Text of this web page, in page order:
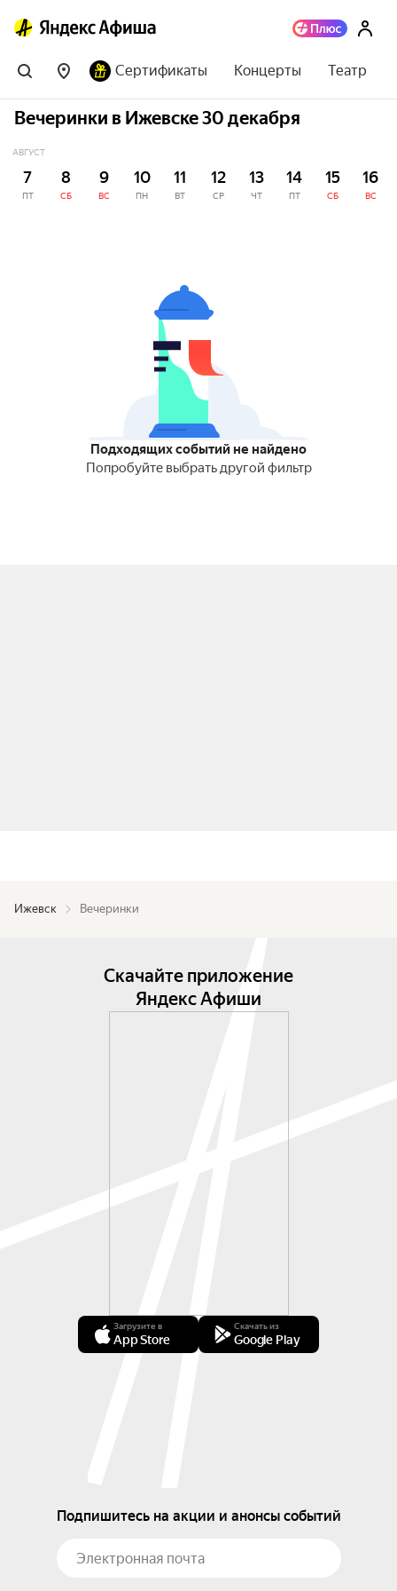
Сертификаты Концерты Театр
Вечеринки в Ижевске 30 декабря
АВГУСТ
7
ПТ
8
СБ
9
ВС
10
ПН
11
ВТ
12
СР
13
ЧТ
14
ПТ
15
СБ
16
ВС
Подходящих событий не найдено
Попробуйте выбрать другой фильтр
Ижевск Вечеринки
Скачайте приложение
Яндекс Афиши
Загрузите в
App Store
Скачать из
Google Play
Подпишитесь на акции и анонсы событий